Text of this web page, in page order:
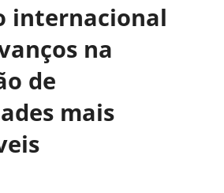
internacional
na
de
mais